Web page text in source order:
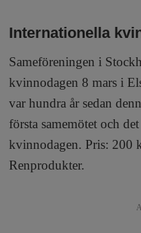
Internationella
Sameföreningen i
kvinnodagen 8 mars i
var hundra år sedan
första samemötet och
kvinnodagen. Pris: 200
Renprodukter.